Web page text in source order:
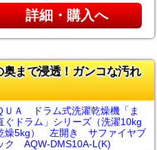
詳細・購入へ
まで浸透！ガンコな汚れ
ＵＡ ドラム式洗濯乾燥機「ま
ぐドラム」シリーズ（洗濯10kg
燥5kg） 左開き サファイヤブ
ク AQW-DMS10A-L(K)